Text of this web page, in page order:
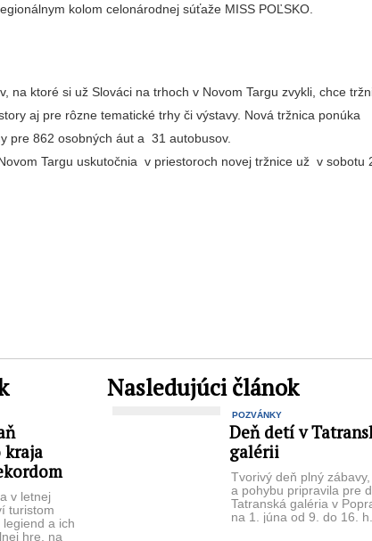
kolom celonárodnej súťaže MISS POĽSKO.
na ktoré si už Slováci na trhoch v Novom Targu zvykli, chce
aj pre rôzne tematické trhy či výstavy. Nová tržnica ponúka
pre 862 osobných áut a 31 autobusov.
Targu uskutočnia v priestoroch novej tržnice už v sobotu
kraja
v letnej
turistom
a ich
hre, na
Nasledujúci článok
POZVÁNKY
Deň detí v
galérii
Tvorivý deň plný
a pohybu pripravila pre
Tatranská galéria v
na 1. júna od 9. do 16.